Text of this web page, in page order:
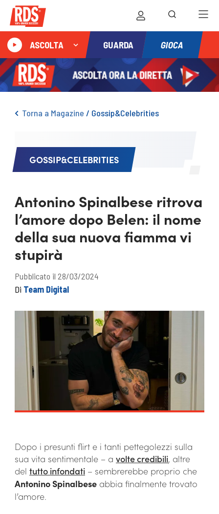
ASCOLTA GUARDA GIOCA
Torna a Magazine / Gossip&Celebrities
GOSSIP&CELEBRITIES
Antonino Spinalbese ritrova
l’amore dopo Belen: il nome
della sua nuova fiamma vi
stupirà
Pubblicato il 28/03/2024
Di Team Digital
Dopo i presunti flirt e i tanti pettegolezzi sulla
sua vita sentimentale – a volte credibili, altre
del tutto infondati – sembrerebbe proprio che
Antonino Spinalbese abbia finalmente trovato
l’amore.